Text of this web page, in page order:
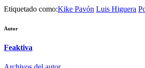
Etiquetado como:Kike Pavón Luis Higuera
Autor
Feaktiva